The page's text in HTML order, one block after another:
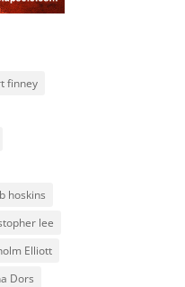
finney
hoskins
lee
Elliott
Dors